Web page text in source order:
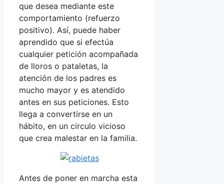
que desea mediante este
comportamiento (refuerzo
positivo). Así, puede haber
aprendido que si efectúa
cualquier petición acompañada
de lloros o pataletas, la
atención de los padres es
mucho mayor y es atendido
antes en sus peticiones. Esto
llega a convertirse en un
hábito, en un circulo vicioso
que crea malestar en la familia.
Antes de poner en marcha esta